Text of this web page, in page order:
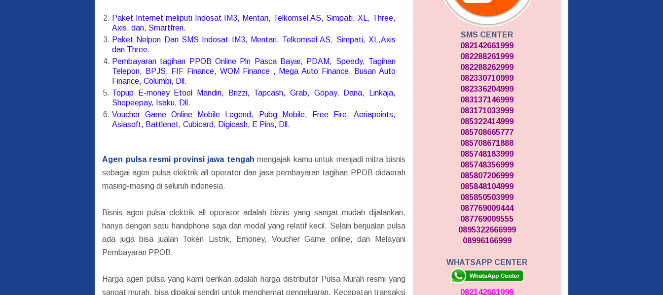
Paket Internet meliputi Indosat IM3, Mentari, Telkomsel AS, Simpati, XL, Three,
Axis, dan, Smartfren.
Paket Nelpon Dan SMS Indosat IM3, Mentari, Telkomsel AS, Simpati, XL,Axis
dan Three.
Pembayaran tagihan PPOB Online Pln Pasca Bayar, PDAM, Speedy, Tagihan
Telepon, BPJS, FIF Finance, WOM Finance , Mega Auto Finance, Busan Auto
Finance, Columbi, Dll.
Topup E-money Etool Mandiri, Brizzi, Tapcash, Grab, Gopay, Dana, Linkaja,
Shopeepay, Isaku, Dll.
Voucher Game Online Mobile Legend, Pubg Mobile, Free Fire, Aeriapoints,
Asiasoft, Battlenet, Cubicard, Digicash, E Pins, Dll.
Agen pulsa resmi provinsi jawa tengah mengajak kamu untuk menjadi mitra bisnis
sebagai agen pulsa elektrik all operator dan jasa pembayaran tagihan PPOB didaerah
masing-masing di seluruh indonesia.
Bisnis agen pulsa elektrik all operator adalah bisnis yang sangat mudah dijalankan,
hanya dengan satu handphone saja dan modal yang relatif kecil. Selain berjualan pulsa
ada juga bisa jualan Token Listrik, Emoney, Voucher Game online, dan Melayani
Pembayaran PPOB.
Harga agen pulsa yang kami berikan adalah harga distributor Pulsa Murah resmi yang
sangat murah, bisa dipakai sendiri untuk menghemat pengeluaran. Kecepatan transaksi
SMS CENTER
082142661999
082288261999
082288262999
082330710999
082336204999
083137146999
083171033999
085322414999
085708665777
085708671888
085748183999
085748356999
085807206999
085848104999
085850503999
087769009444
087769009555
0895322666999
08996166999
WHATSAPP CENTER
082142661999